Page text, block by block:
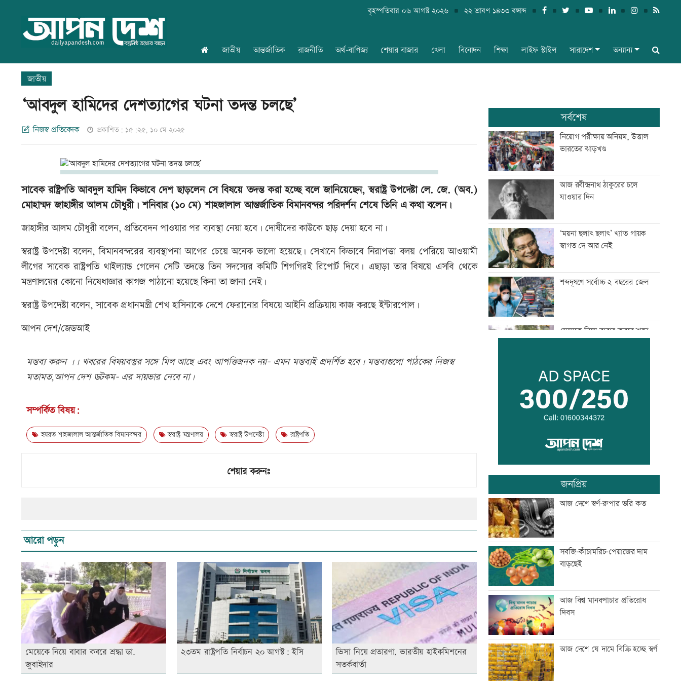
বৃহস্পতিবার ০৬ আগস্ট ২০২৬ ২২ শ্রাবণ ১৪৩৩ বঙ্গাব্দ
জাতীয় আন্তর্জাতিক রাজনীতি অর্থ-বাণিজ্য শেয়ার বাজার খেলা বিনোদন শিক্ষা লাইফ স্টাইল সারাদেশ অন্যান্য
জাতীয়
‘আবদুল হামিদের দেশত্যাগের ঘটনা তদন্ত চলছে’
নিজস্ব প্রতিবেদক প্রকাশিত: ১৫:২৫, ১০ মে ২০২৫
সাবেক রাষ্ট্রপতি আবদুল হামিদ কিভাবে দেশ ছাড়লেন সে বিষয়ে তদন্ত করা হচ্ছে বলে জানিয়েছেন, স্বরাষ্ট্র উপদেষ্টা লে. জে. (অব.)
মোহাম্মদ জাহাঙ্গীর আলম চৌধুরী। শনিবার (১০ মে) শাহজালাল আন্তর্জাতিক বিমানবন্দর পরিদর্শন শেষে তিনি এ কথা বলেন।
জাহাঙ্গীর আলম চৌধুরী বলেন, প্রতিবেদন পাওয়ার পর ব্যবস্থা নেয়া হবে। দোষীদের কাউকে ছাড় দেয়া হবে না।
স্বরাষ্ট্র উপদেষ্টা বলেন, বিমানবন্দরের ব্যবস্থাপনা আগের চেয়ে অনেক ভালো হয়েছে। সেখানে কিভাবে নিরাপত্তা বলয় পেরিয়ে আওয়ামী
লীগের সাবেক রাষ্ট্রপতি থাইল্যান্ড গেলেন সেটি তদন্তে তিন সদস্যের কমিটি শিগগিরই রিপোর্ট দিবে। এছাড়া তার বিষয়ে এসবি থেকে
মন্ত্রণালয়ের কোনো নিষেধাজ্ঞার কাগজ পাঠানো হয়েছে কিনা তা জানা নেই।
স্বরাষ্ট্র উপদেষ্টা বলেন, সাবেক প্রধানমন্ত্রী শেখ হাসিনাকে দেশে ফেরানোর বিষয়ে আইনি প্রক্রিয়ায় কাজ করছে ইন্টারপোল।
আপন দেশ/জেডআই
মন্তব্য করুন ।। খবরের বিষয়বস্তুর সঙ্গে মিল আছে এবং আপত্তিজনক নয়- এমন মন্তব্যই প্রদর্শিত হবে। মন্তব্যগুলো পাঠকের নিজস্ব
মতামত,আপন দেশ ডটকম- এর দায়ভার নেবে না।
সম্পর্কিত বিষয়:
হযরত শাহজালাল আন্তর্জাতিক বিমানবন্দর স্বরাষ্ট্র মন্ত্রণালয় স্বরাষ্ট্র উপদেষ্টা রাষ্ট্রপতি
শেয়ার করুনঃ
আরো পড়ুন
মেয়েকে নিয়ে বাবার কবরে শ্রদ্ধা ডা.
জুবাইদার
২৩তম রাষ্ট্রপতি নির্বাচন ২০ আগস্ট: ইসি
ভিসা নিয়ে প্রতারণা, ভারতীয় হাইকমিশনের
সতর্কবার্তা
সর্বশেষ
নিয়োগ পরীক্ষায় অনিয়ম, উত্তাল
ভারতের ঝাড়খণ্ড
আজ রবীন্দ্রনাথ ঠাকুরের চলে
যাওয়ার দিন
‘ময়না ছলাৎ ছলাৎ’ খ্যাত গায়ক
স্বাগত দে আর নেই
শব্দদূষণে সর্বোচ্চ ২ বছরের জেল
মেয়েকে নিয়ে বাবার কবরে শ্রদ্ধা
রাষ্ট্রবিরোধী তৎপরতায় ৪০৪
শিক্ষক, ইবি জিয়া পরিষদের নিন্দা
ইসি
ভিসা নিয়ে প্রতারণা, ভারতীয়
হাইকমিশনের সতর্কবার্তা
জনপ্রিয়
আজ দেশে স্বর্ণ-রুপার ভরি কত
সবজি-কাঁচামরিচ-পেয়াজের দাম
বাড়ছেই
আজ বিশ্ব মানবপাচার প্রতিরোধ
দিবস
আজ দেশে যে দামে বিক্রি হচ্ছে স্বর্ণ